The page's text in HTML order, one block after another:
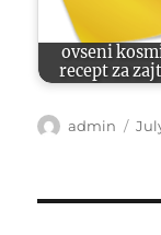
ovseni
recept za
Author
admin